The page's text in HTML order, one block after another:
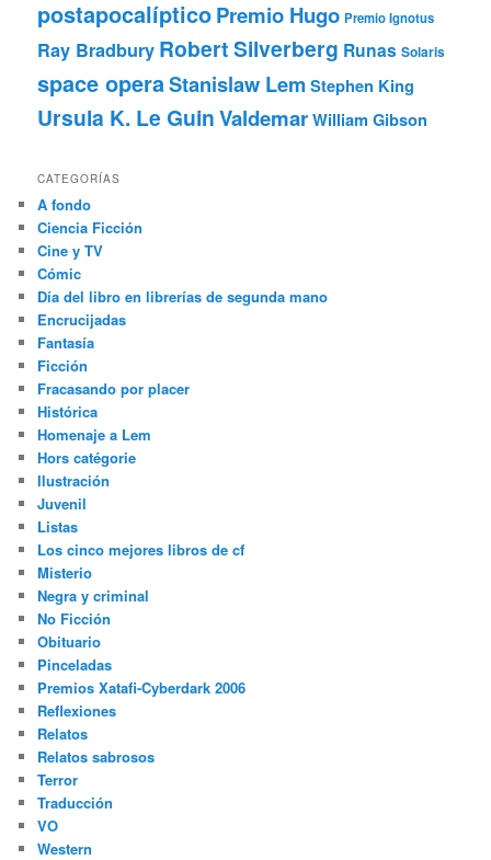
postapocalípticoPremio Hugo Premio Ignotus
Ray Bradbury Robert Silverberg Runas Solaris
space operaStanislaw Lem Stephen King
Ursula K. Le GuinValdemarWilliam Gibson
CATEGORÍAS
A fondo
Ciencia Ficción
Cine y TV
Cómic
Día del libro en librerías de segunda mano
Encrucijadas
Fantasía
Ficción
Fracasando por placer
Histórica
Homenaje a Lem
Hors catégorie
Ilustración
Juvenil
Listas
Los cinco mejores libros de cf
Misterio
Negra y criminal
No Ficción
Obituario
Pinceladas
Premios Xatafi-Cyberdark 2006
Reflexiones
Relatos
Relatos sabrosos
Terror
Traducción
VO
Western